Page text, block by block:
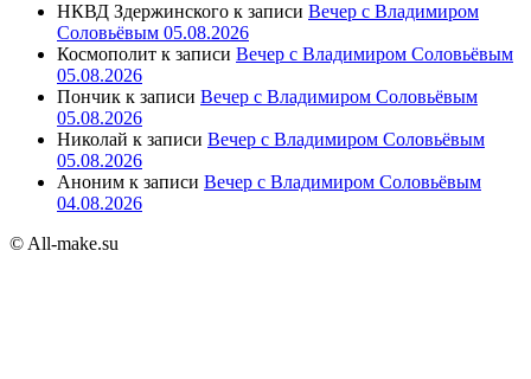
НКВД Здержинского к записи Вечер с Владимиром
Соловьёвым 05.08.2026
Космополит к записи Вечер с Владимиром Соловьёвым
05.08.2026
Пончик к записи Вечер с Владимиром Соловьёвым
05.08.2026
Николай к записи Вечер с Владимиром Соловьёвым
05.08.2026
Аноним к записи Вечер с Владимиром Соловьёвым
04.08.2026
© All-make.su